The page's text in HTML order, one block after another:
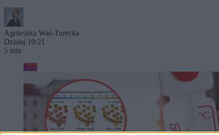
Agnieszka Waś-Turecka
Dzisiaj 10:21
5 min
Kraj